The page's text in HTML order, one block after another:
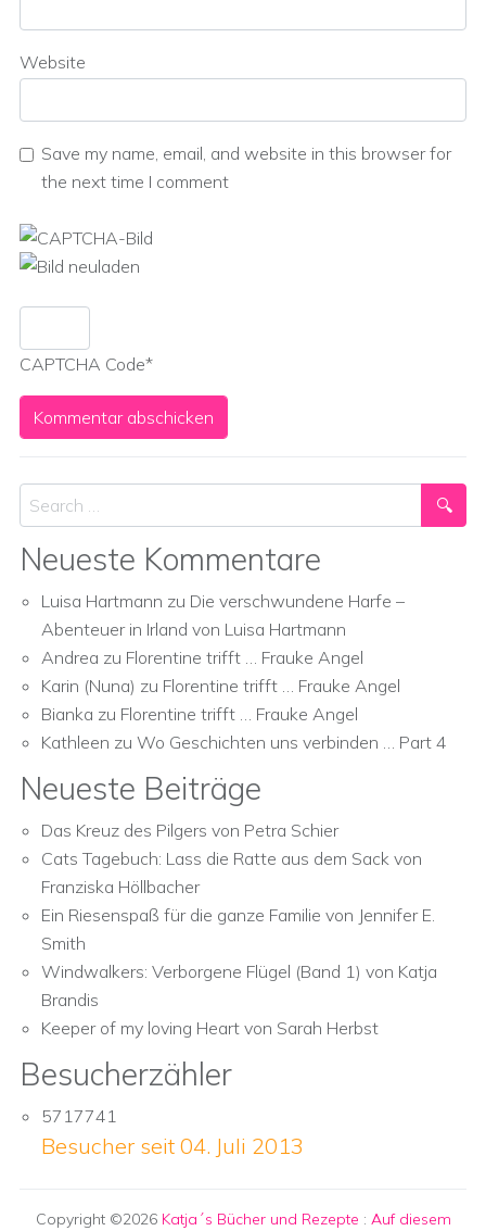
Website
Save my name, email, and website in this browser for
the next time I comment
CAPTCHA Code*
Search
Neueste Kommentare
Luisa Hartmann zu Die verschwundene Harfe –
Abenteuer in Irland von Luisa Hartmann
Andrea zu Florentine trifft … Frauke Angel
Karin (Nuna) zu Florentine trifft … Frauke Angel
Bianka zu Florentine trifft … Frauke Angel
Kathleen zu Wo Geschichten uns verbinden … Part 4
Neueste Beiträge
Das Kreuz des Pilgers von Petra Schier
Cats Tagebuch: Lass die Ratte aus dem Sack von
Franziska Höllbacher
Ein Riesenspaß für die ganze Familie von Jennifer E.
Smith
Windwalkers: Verborgene Flügel (Band 1) von Katja
Brandis
Keeper of my loving Heart von Sarah Herbst
Besucherzähler
5717741
Besucher seit 04. Juli 2013
Copyright ©2026 Katja´s Bücher und Rezepte : Auf diesem